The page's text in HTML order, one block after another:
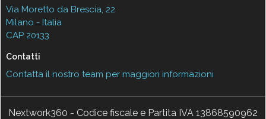
Via Moretto da Brescia, 22
Milano - Italia
CAP 20133
Contatti
Contatta il nostro team per maggiori informazioni
Nextwork360 - Codice fiscale e Partita IVA 13868590962